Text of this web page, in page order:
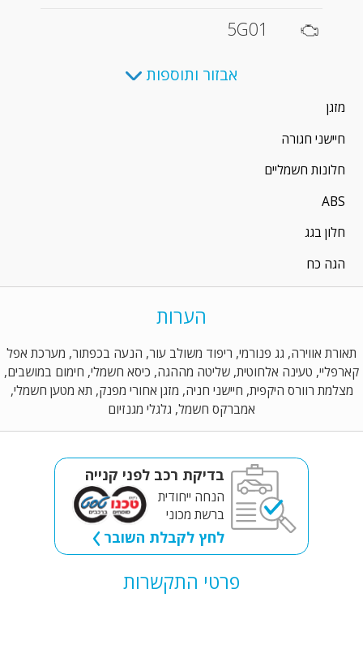
5G01
אבזור ותוספות
מזגן
חיישני חגורה
חלונות חשמליים
ABS
חלון בגג
הגה כח
הערות
תאורת אווירה, גג פנורמי, ריפוד משולב עור, הנעה בכפתור, מערכת אפל
קארפליי, טעינה אלחוטית, שליטה מההגה, כיסא חשמלי, חימום במושבים,
מצלמת רוורס היקפית, חיישני חניה, מזגן אחורי מפנק, תא מטען חשמלי,
אמברקס חשמל, גלגלי מגנזיום
בדיקת רכב לפני קנייה
הנחה ייחודית
ברשת מכוני
לחץ לקבלת השובר
פרטי התקשרות